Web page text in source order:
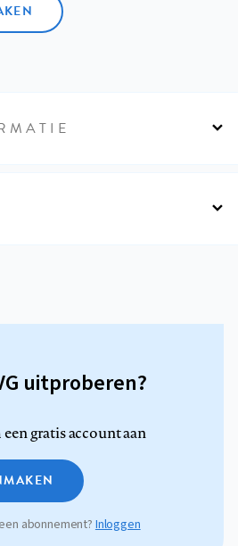
uitproberen?
een gratis account aan
abonnement?Inloggen